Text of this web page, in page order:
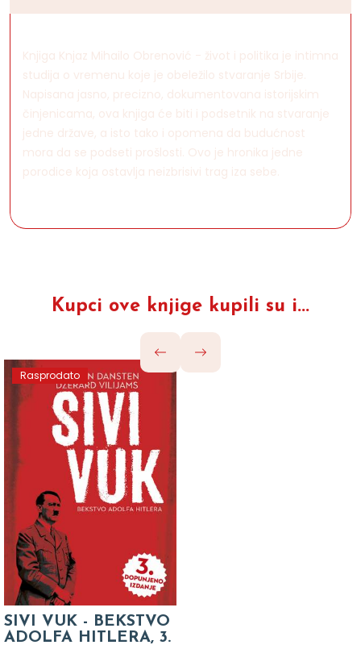
Knjiga Knjaz Mihailo Obrenović - život i politika je intimna
studija o vremenu koje je obeležilo stvaranje Srbije.
Napisana jasno, precizno, dokumentovana istorijskim
činjenicama, ova knjiga će biti i podsetnik na stvaranje
jedne države, a isto tako i opomena da budućnost
mora da se podseti prošlosti. Ovo je hronika jedne
porodice koja ostavlja neizbrisivi trag iza sebe.
Kupci ove knjige kupili su i...
Rasprodato
SIVI VUK - BEKSTVO
ADOLFA HITLERA, 3.